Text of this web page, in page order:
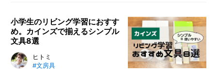
の文房具を収集するライター・きだ
てたく氏の案内で、そんな「ガチ文
具」の世界を巡る本記事。今回
は、“ほぼ”何でも切れる万能ハサミ
『鉄腕ハサミGT』をご紹介しま
小学生のリビング学習におすす
め。カインズで揃えるシンプル
文具8選
小学校のお子様の勉強スタイルは
「リビング学習」が主流。リビング
ヒトミ
#文房具